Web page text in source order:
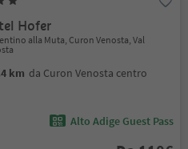
Hofer
alla Muta, Curon Venosta, Val
km da Curon Venosta centro
Alto Adige Guest Pass